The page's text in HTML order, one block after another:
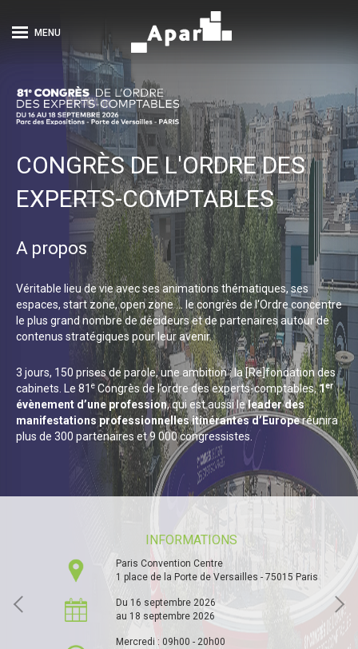
MENU
CONGRÈS DE L'ORDRE DES
EXPERTS-COMPTABLES
A propos
Véritable lieu de vie avec ses animations thématiques, ses
espaces, start zone, open zone … le congrès de l'Ordre concentre
le plus grand nombre de décideurs et de partenaires autour de
contenus stratégiques pour leur avenir.
3 jours, 150 prises de parole, une ambition : la [Re]fondation des
cabinets. Le 81 eCongrès de l’ordre des experts-comptables,1er
évènement d’une profession, qui est aussi leleader des
manifestations professionnelles itinérantes d’Europeréunira
plus de 300 partenaires et 9 000 congressistes.
INFORMATIONS
Paris Convention Centre
1 place de la Porte de Versailles - 75015 Paris
Du 16 septembre 2026
au 18 septembre 2026
Mercredi : 09h00 - 20h00